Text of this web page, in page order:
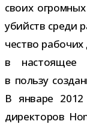
своих
убийств среди
че­ство рабо­чих
в насто­я­щее
в пользу
В январе 2012
дирек­то­ров